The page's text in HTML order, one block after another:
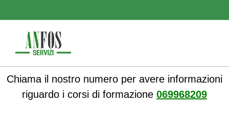
Chiama il nostro numero per avere informazioni
riguardo i corsi di formazione 069968209